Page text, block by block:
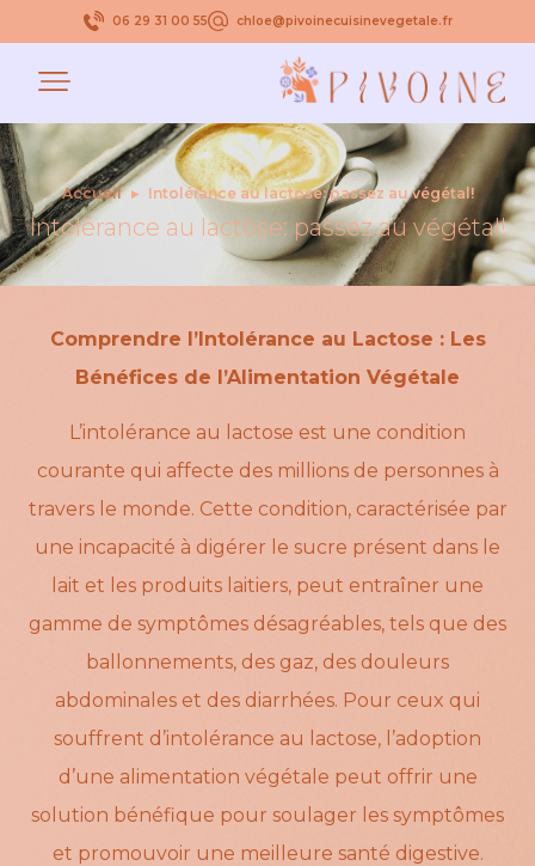
06 29 31 00 55 chloe@pivoinecuisinevegetale.fr
Accueil ▸ Intolérance au lactose: passez au végétal!
Intolérance au lactose: passez au végétal!
Comprendre l’Intolérance au Lactose : Les
Bénéfices de l’Alimentation Végétale
L’intolérance au lactose est une condition
courante qui affecte des millions de personnes à
travers le monde. Cette condition, caractérisée par
une incapacité à digérer le sucre présent dans le
lait et les produits laitiers, peut entraîner une
gamme de symptômes désagréables, tels que des
ballonnements, des gaz, des douleurs
abdominales et des diarrhées. Pour ceux qui
souffrent d’intolérance au lactose, l’adoption
d’une alimentation végétale peut offrir une
solution bénéfique pour soulager les symptômes
et promouvoir une meilleure santé digestive.